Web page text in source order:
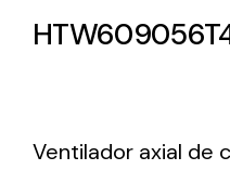
Ventilation
Ventilador axial de